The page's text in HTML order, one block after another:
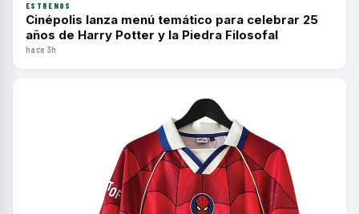
ESTRENOS
Cinépolis lanza menú temático para celebrar 25
años de Harry Potter y la Piedra Filosofal
hace 3h